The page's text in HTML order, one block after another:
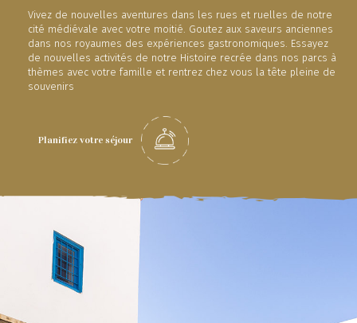
Vivez de nouvelles aventures dans les rues et ruelles de notre
cité médiévale avec votre moitié. Goutez aux saveurs anciennes
dans nos royaumes des expériences gastronomiques. Essayez
de nouvelles activités de notre Histoire recrée dans nos parcs à
thèmes avec votre famille et rentrez chez vous la tête pleine de
souvenirs